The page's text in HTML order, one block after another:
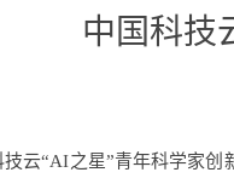
中国科技
云“AI之星”青年科学家创